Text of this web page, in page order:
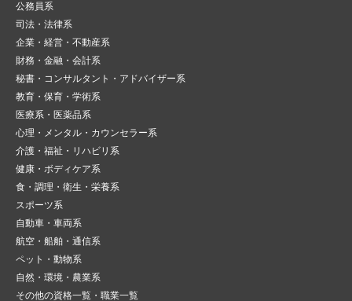
公務員系
司法・法律系
企業・経営・不動産系
財務・金融・会計系
秘書・コンサルタント・アドバイザー系
教育・保育・学術系
医療系・医薬品系
心理・メンタル・カウンセラー系
介護・福祉・リハビリ系
健康・ボディケア系
食・調理・衛生・栄養系
スポーツ系
自動車・車両系
航空・船舶・通信系
ペット・動物系
自然・環境・農業系
その他の資格一覧・職業一覧